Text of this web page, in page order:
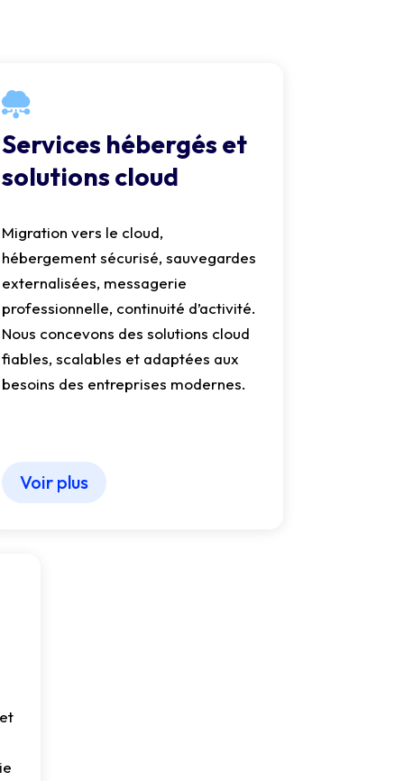
Services hébergés et
solutions cloud
Migration vers le cloud,
hébergement sécurisé, sauvegardes
externalisées, messagerie
professionnelle, continuité d’activité.
Nous concevons des solutions cloud
fiables, scalables et adaptées aux
besoins des entreprises modernes.
Voir plus